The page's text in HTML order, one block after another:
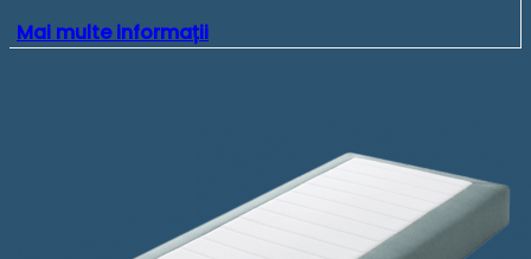
Mai multe informații